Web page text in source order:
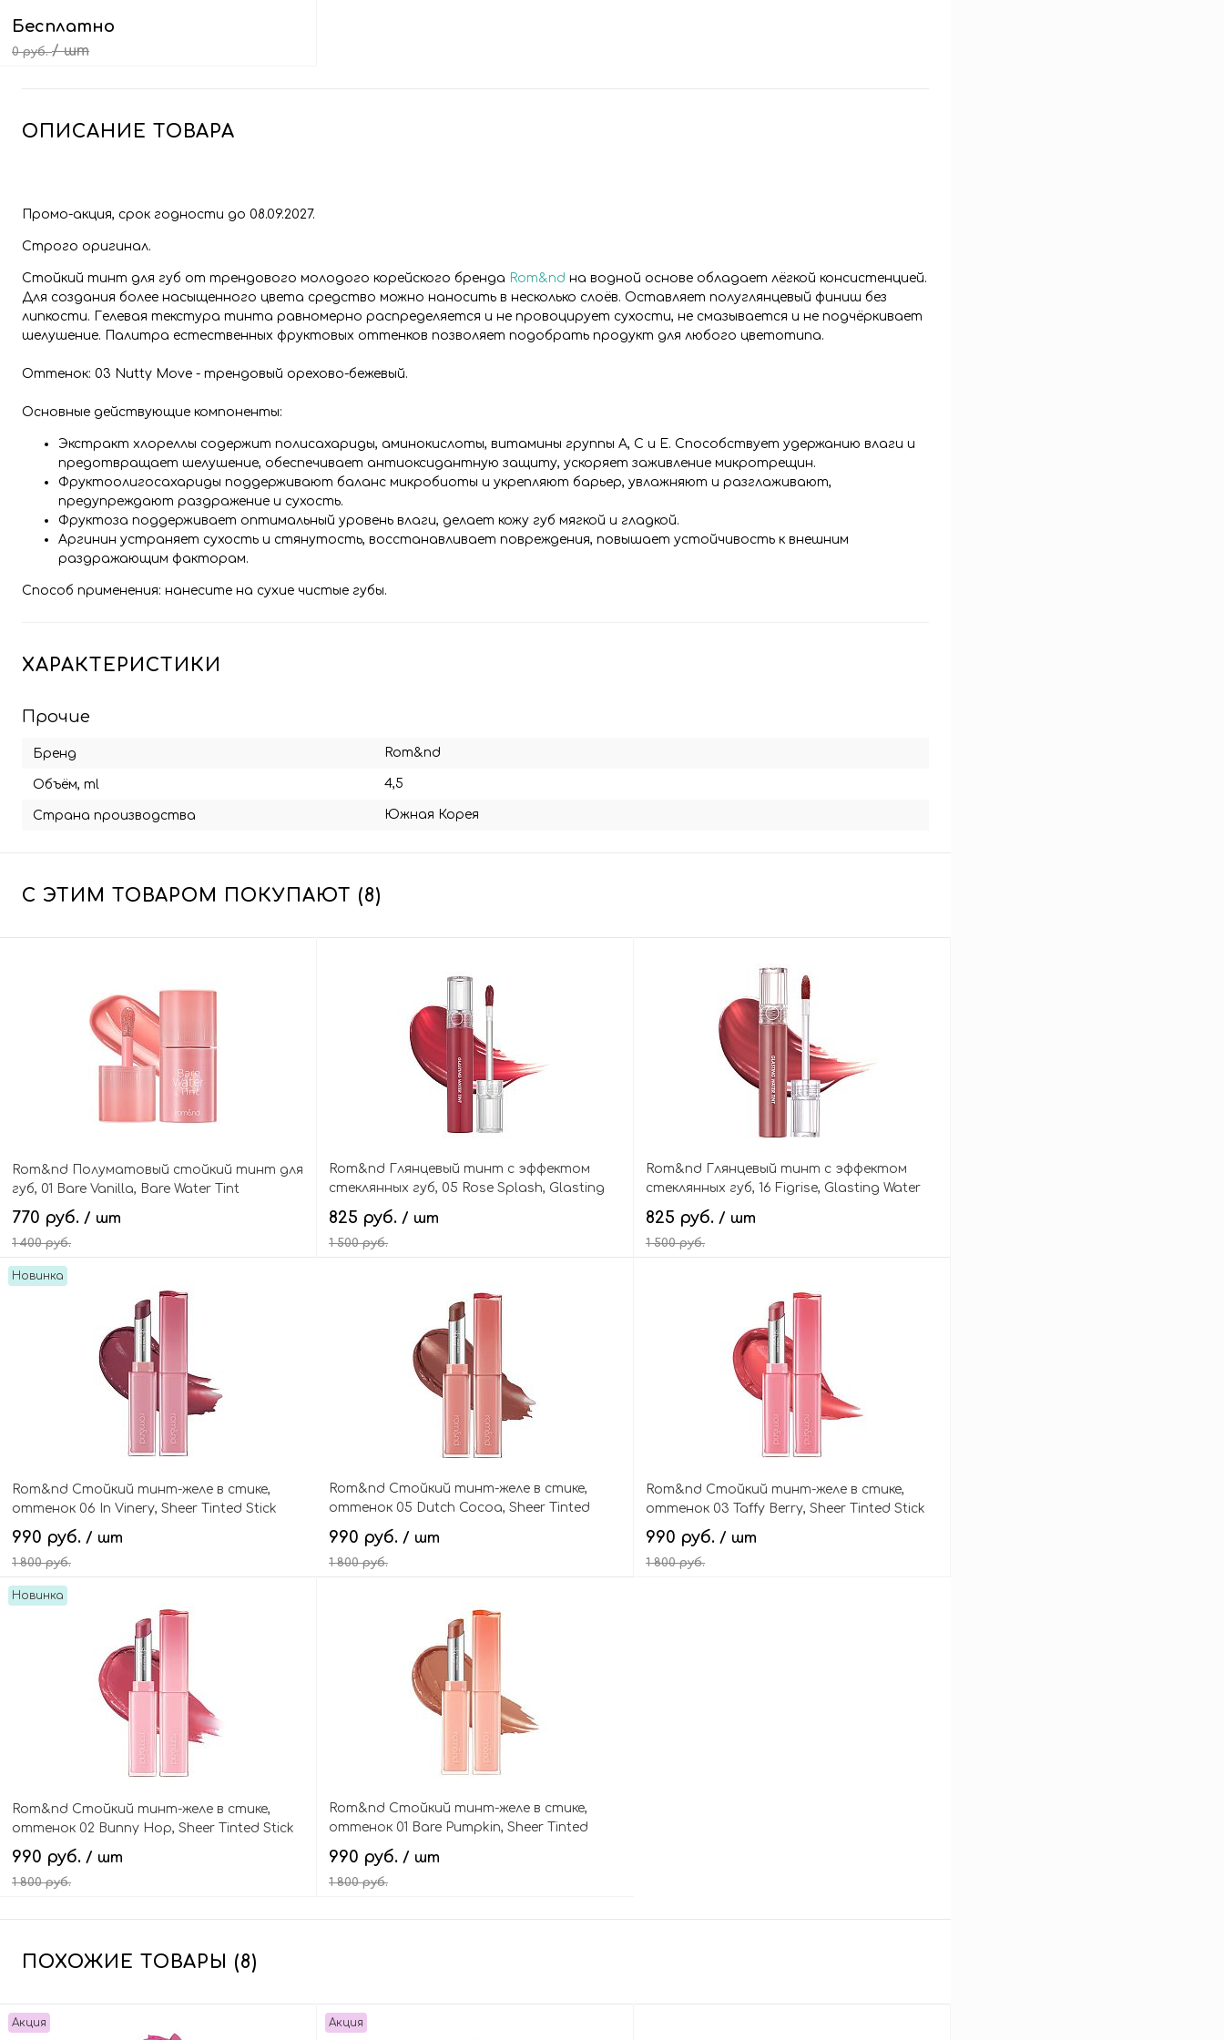
Бесплатно
0 руб./ шт
ОПИСАНИЕ ТОВАРА
Промо-акция, срок годности до 08.09.2027.
Строго оригинал.
Стойкий тинт для губ от трендового молодого корейского бренда Rom&nd на водной основе обладает лёгкой консистенцией.
Для создания более насыщенного цвета средство можно наносить в несколько слоёв. Оставляет полуглянцевый финиш без
липкости. Гелевая текстура тинта равномерно распределяется и не провоцирует сухости, не смазывается и не подчёркивает
шелушение. Палитра естественных фруктовых оттенков позволяет подобрать продукт для любого цветотипа.
Оттенок: 03 Nutty Move - трендовый орехово-бежевый.
Основные действующие компоненты:
Экстракт хлореллы содержит полисахариды, аминокислоты, витамины группы A, C и Е. Способствует удержанию влаги и
предотвращает шелушение, обеспечивает антиоксидантную защиту, ускоряет заживление микротрещин.
Фруктоолигосахариды поддерживают баланс микробиоты и укрепляют барьер, увлажняют и разглаживают,
предупреждают раздражение и сухость.
Фруктоза поддерживает оптимальный уровень влаги, делает кожу губ мягкой и гладкой.
Аргинин устраняет сухость и стянутость, восстанавливает повреждения, повышает устойчивость к внешним
раздражающим факторам.
Способ применения: нанесите на сухие чистые губы.
ХАРАКТЕРИСТИКИ
Прочие
Бренд Rom&nd
Объём, ml 4,5
Страна производства Южная Корея
С ЭТИМ ТОВАРОМ ПОКУПАЮТ (8)
Rom&nd Полуматовый стойкий тинт для
губ, 01 Bare Vanilla, Bare Water Tint
770 руб. / шт
1 400 руб.
В корзину
Rom&nd Глянцевый тинт с эффектом
стеклянных губ, 05 Rose Splash, Glasting
Water Tint
825 руб. / шт
1 500 руб.
В корзину
Rom&nd Глянцевый тинт с эффектом
стеклянных губ, 16 Figrise, Glasting Water
Tint
825 руб. / шт
1 500 руб.
В корзину
Новинка
Rom&nd Стойкий тинт-желе в стике,
оттенок 06 In Vinery, Sheer Tinted Stick
990 руб. / шт
1 800 руб.
В корзину
Rom&nd Стойкий тинт-желе в стике,
оттенок 05 Dutch Cocoa, Sheer Tinted
Stick
990 руб. / шт
1 800 руб.
В корзину
Rom&nd Стойкий тинт-желе в стике,
оттенок 03 Taffy Berry, Sheer Tinted Stick
990 руб. / шт
1 800 руб.
Новинка
Rom&nd Стойкий тинт-желе в стике,
оттенок 02 Bunny Hop, Sheer Tinted Stick
990 руб. / шт
1 800 руб.
Rom&nd Стойкий тинт-желе в стике,
оттенок 01 Bare Pumpkin, Sheer Tinted
Stick
990 руб. / шт
1 800 руб.
ПОХОЖИЕ ТОВАРЫ (8)
Акция Акция